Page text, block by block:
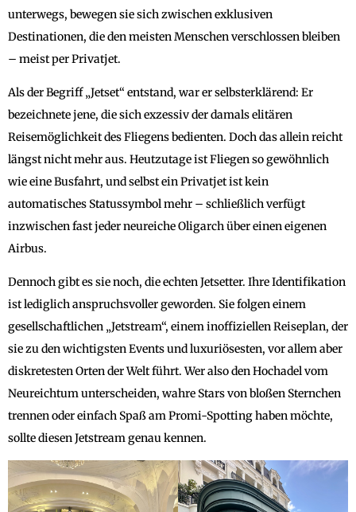
unterwegs, bewegen sie sich zwischen exklusiven
Destinationen, die den meisten Menschen verschlossen bleiben
– meist per Privatjet.
Als der Begriff „Jetset“ entstand, war er selbsterklärend: Er
bezeichnete jene, die sich exzessiv der damals elitären
Reisemöglichkeit des Fliegens bedienten. Doch das allein reicht
längst nicht mehr aus. Heutzutage ist Fliegen so gewöhnlich
wie eine Busfahrt, und selbst ein Privatjet ist kein
automatisches Statussymbol mehr – schließlich verfügt
inzwischen fast jeder neureiche Oligarch über einen eigenen
Airbus.
Dennoch gibt es sie noch, die echten Jetsetter. Ihre Identifikation
ist lediglich anspruchsvoller geworden. Sie folgen einem
gesellschaftlichen „Jetstream“, einem inoffiziellen Reiseplan, der
sie zu den wichtigsten Events und luxuriösesten, vor allem aber
diskretesten Orten der Welt führt. Wer also den Hochadel vom
Neureichtum unterscheiden, wahre Stars von bloßen Sternchen
trennen oder einfach Spaß am Promi-Spotting haben möchte,
sollte diesen Jetstream genau kennen.